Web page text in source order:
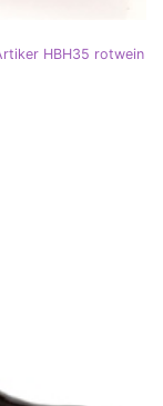
HBH35 rotwein